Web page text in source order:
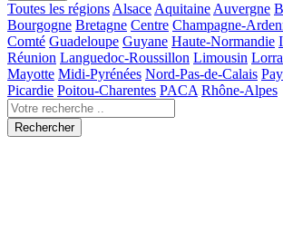
Toutes les régions Alsace Aquitaine Auvergne
Bourgogne Bretagne Centre Champagne-
Comté Guadeloupe Guyane Haute-Normandie
Réunion Languedoc-Roussillon Limousin
Mayotte Midi-Pyrénées Nord-Pas-de-Calais
Picardie Poitou-Charentes PACA Rhône-Alpes
Rechercher